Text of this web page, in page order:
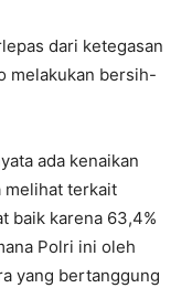
dari ketegasan
melakukan bersih-
ada kenaikan
melihat terkait
baik karena 63,4%
Polri ini oleh
yang bertanggung